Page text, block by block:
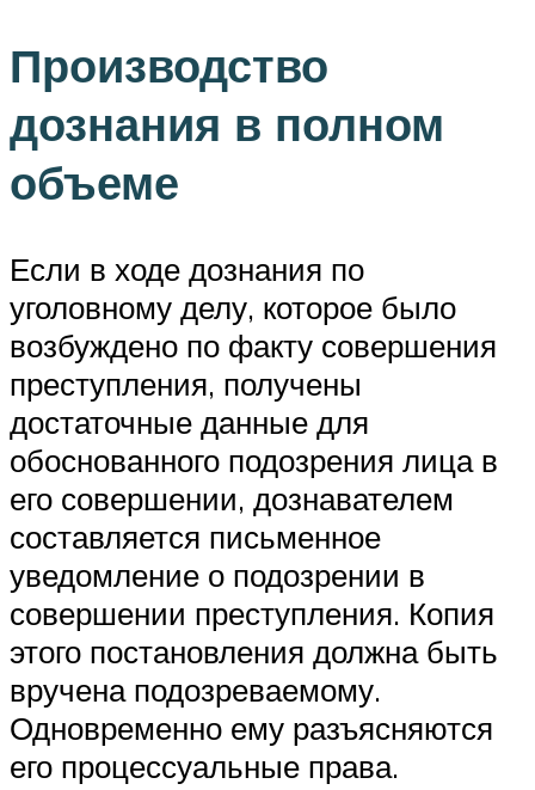
Производство
дознания в полном
объеме
Если в ходе дознания по
уголовному делу, которое было
возбуждено по факту совершения
преступления, получены
достаточные данные для
обоснованного подозрения лица в
его совершении, дознавателем
составляется письменное
уведомление о подозрении в
совершении преступления. Копия
этого постановления должна быть
вручена подозреваемому.
Одновременно ему разъясняются
его процессуальные права.